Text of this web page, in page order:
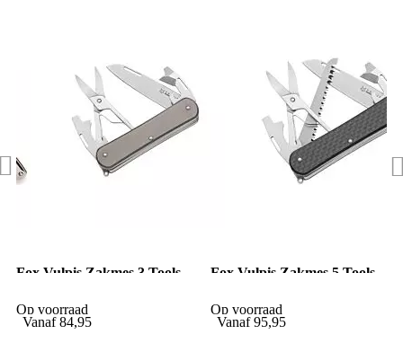
Fox Vulpis Zakmes 3 Tools
Op voorraad
Vanaf 84,95
Fox Vulpis Zakmes 5 Tools
Op voorraad
Vanaf 95,95